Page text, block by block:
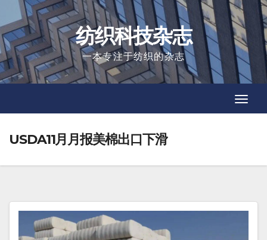
to
content
纺织科技杂志
一本专注于纺织的杂志
USDA11月月报美棉出口下滑